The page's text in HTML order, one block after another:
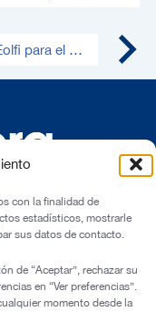
con la finalidad de
estadísticos, mostrarle
sus datos de contacto.
de “Aceptar”, rechazar su
en “Ver preferencias”.
momento desde la
Grupo Cobra se alía con la francesa Eolfi para el desarrollo de proyectos eólicos marinos en Taiwán